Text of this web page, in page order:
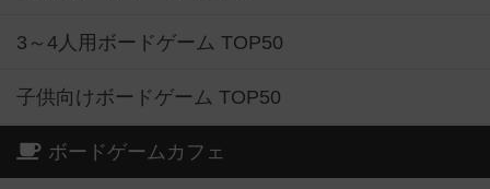
3～4人用ボードゲーム TOP50
子供向けボードゲーム TOP50
ボードゲームカフェ